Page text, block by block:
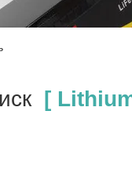
[